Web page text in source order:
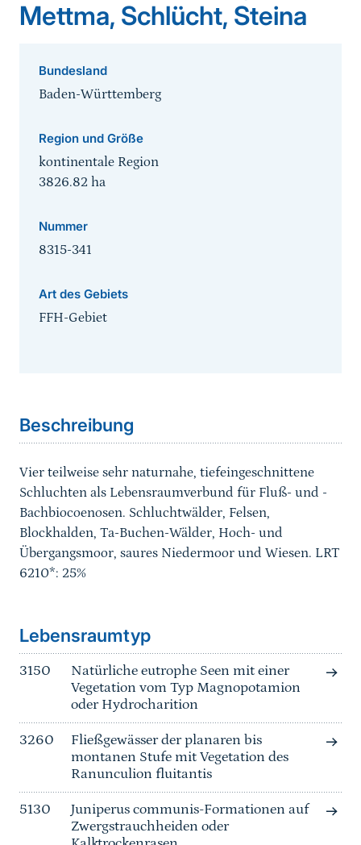
Mettma, Schlücht, Steina
Bundesland
Baden-Württemberg
Region und Größe
kontinentale Region
3826.82 ha
Nummer
8315-341
Art des Gebiets
FFH-Gebiet
Beschreibung
Vier teilweise sehr naturnahe, tiefeingeschnittene
Schluchten als Lebensraumverbund für Fluß- und -
Bachbiocoenosen. Schluchtwälder, Felsen,
Blockhalden, Ta-Buchen-Wälder, Hoch- und
Übergangsmoor, saures Niedermoor und Wiesen. LRT
6210*: 25%
Lebensraumtyp
3150
Natürliche eutrophe Seen mit einer
Vegetation vom Typ Magnopotamion
oder Hydrocharition
3260
Fließgewässer der planaren bis
montanen Stufe mit Vegetation des
Ranunculion fluitantis
5130
Juniperus communis-Formationen auf
Zwergstrauchheiden oder